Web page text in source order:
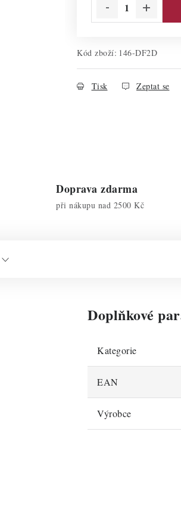
Kód zboží: 146-DF2D
Tisk Zeptat se
Doprava zdarma
při nákupu nad 2500 Kč
Doplňkové
Kategorie
EAN
Výrobce